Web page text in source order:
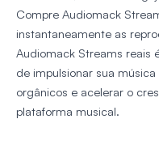
Compre Audiomack
instantaneamente as
Audiomack Streams reais
de impulsionar sua
orgânicos e acelerar o
plataforma musical.